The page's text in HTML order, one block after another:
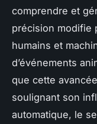
comprendre et
précision modifie
humains et
d’événements
que cette
soulignant son
automatique, le